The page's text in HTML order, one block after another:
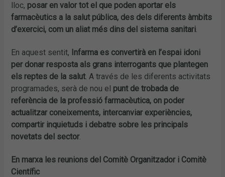
lloc, posar en valor tot el que poden aportar els
farmacèutics a la salut pública, des dels diferents àmbits
d’exercici, com un aliat més dins del sistema sanitari.
En aquest sentit, Infarma es convertirà en l’espai idoni
per donar resposta als grans interrogants que plantegen
els reptes de la salut. A través de les diferents activitats
programades, serà de nou el punt de trobada de
referència de la professió farmacèutica, on poder
actualitzar coneixements, intercanviar experiències,
compartir inquietuds i debatre sobre les principals
novetats del sector.
En marxa les reunions del Comitè Organitzador i Comitè
Científic